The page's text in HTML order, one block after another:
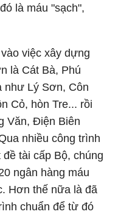
là máu "sạch",
việc xây dựng
là Cát Bà, Phú
như Lý Sơn, Côn
Cỏ, hòn Tre... rồi
Văn, Điện Biên
nhiều công trình
tài cấp Bộ, chúng
ngân hàng máu
Hơn thế nữa là đã
chuẩn để từ đó